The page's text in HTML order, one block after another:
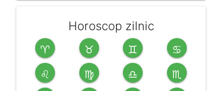
Horoscop zilnic
♈ ♉ ♊ ♋
♌ ♍ ♎ ♏